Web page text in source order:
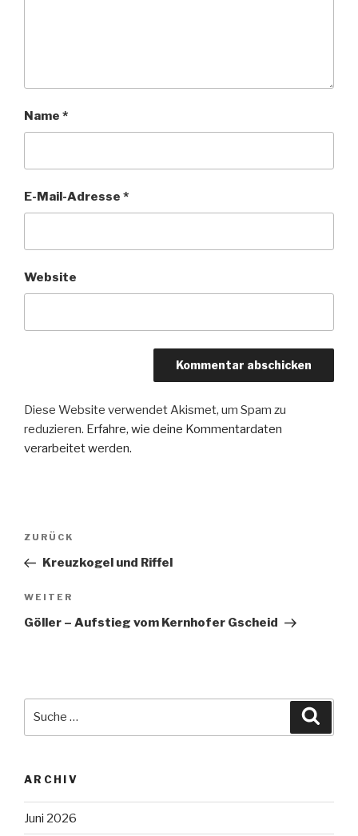
Name *
E-Mail-Adresse *
Website
Diese Website verwendet Akismet, um Spam zu
reduzieren. Erfahre, wie deine Kommentardaten
verarbeitet werden.
Beitragsnavigation
Vorheriger
Beitrag
ZURÜCK
Kreuzkogel und Riffel
Nächster
Beitrag
WEITER
Göller – Aufstieg vom Kernhofer Gscheid
ARCHIV
Juni 2026